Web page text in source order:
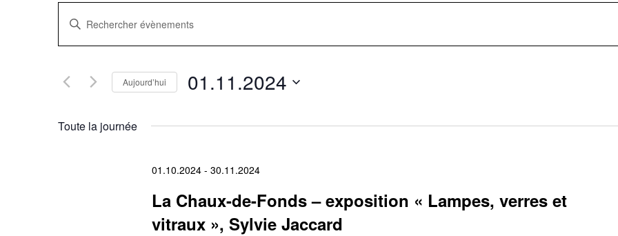
Recherche
et
navigation
vues
Évènements
Saisir
mot-
Rechercher
mot-
Aujourd’hui 01.11.2024
date.
Toute la journée
01.10.2024- 30.11.2024
La Chaux-de-Fonds – exposition « Lampes, verres et
vitraux », Sylvie Jaccard